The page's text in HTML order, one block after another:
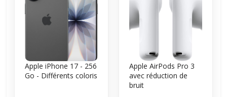
Apple iPhone 17 - 256
Go - Différents coloris
Apple AirPods Pro 3
avec réduction de
bruit